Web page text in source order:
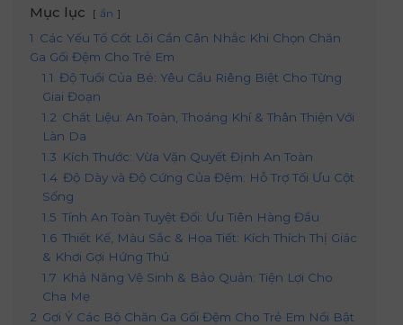
Mục lục ẩn
1 Các Yếu Tố Cốt Lõi Cần Cân Nhắc Khi Chọn Chăn
Ga Gối Đệm Cho Trẻ Em
1.1 Độ Tuổi Của Bé: Yêu Cầu Riêng Biệt Cho Từng
Giai Đoạn
1.2 Chất Liệu: An Toàn, Thoáng Khí & Thân Thiện Với
Làn Da
1.3 Kích Thước: Vừa Vặn Quyết Định An Toàn
1.4 Độ Dày và Độ Cứng Của Đệm: Hỗ Trợ Tối Ưu Cột
Sống
1.5 Tính An Toàn Tuyệt Đối: Ưu Tiên Hàng Đầu
1.6 Thiết Kế, Màu Sắc & Họa Tiết: Kích Thích Thị Giác
& Khơi Gợi Hứng Thú
1.7 Khả Năng Vệ Sinh & Bảo Quản: Tiện Lợi Cho
Cha Mẹ
2 Gợi Ý Các Bộ Chăn Ga Gối Đệm Cho Trẻ Em Nổi Bật